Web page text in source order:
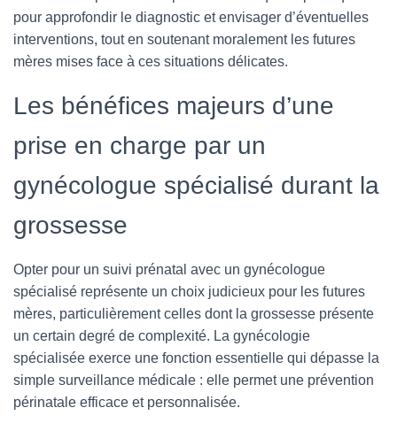
pour approfondir le diagnostic et envisager d’éventuelles
interventions, tout en soutenant moralement les futures
mères mises face à ces situations délicates.
Les bénéfices majeurs d’une
prise en charge par un
gynécologue spécialisé durant la
grossesse
Opter pour un suivi prénatal avec un gynécologue
spécialisé représente un choix judicieux pour les futures
mères, particulièrement celles dont la grossesse présente
un certain degré de complexité. La gynécologie
spécialisée exerce une fonction essentielle qui dépasse la
simple surveillance médicale : elle permet une prévention
périnatale efficace et personnalisée.